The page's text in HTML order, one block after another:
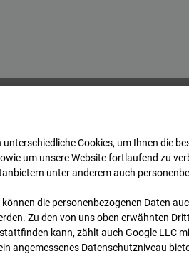
Bonatzbau -Cam7 Archiv
-
unterschiedliche Cookies, um Ihnen die
um unsere Website fortlaufend zu
unter anderem auch
können die personenbezogenen Daten
Zu den von uns oben erwähnten
kann, zählt auch Google LLC
angemessenes Datenschutzniveau